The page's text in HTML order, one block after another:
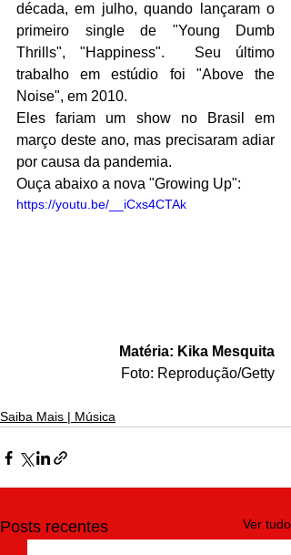
década, em julho, quando lançaram o
primeiro single de "Young Dumb
Thrills", "Happiness".  Seu último
trabalho em estúdio foi "Above the
Noise", em 2010.
Eles fariam um show no Brasil em
março deste ano, mas precisaram adiar
por causa da pandemia.
Ouça abaixo a nova "Growing Up":
https://youtu.be/__iCxs4CTAk
Matéria: Kika Mesquita
Foto: Reprodução/Getty
Saiba Mais | Música
Posts recentes Ver tudo